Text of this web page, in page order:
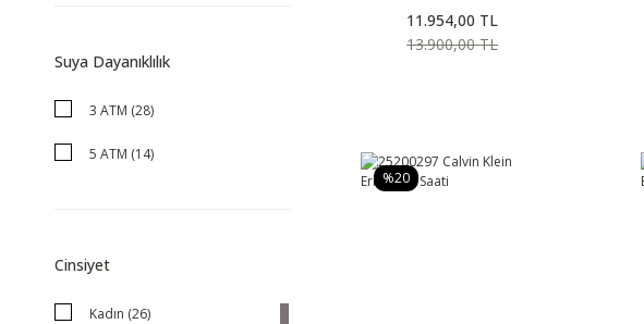
Suya Dayanıklılık
3 ATM (28)
5 ATM (14)
Cinsiyet
Kadın (26)
11.954,00 TL
13.900,00 TL
%20